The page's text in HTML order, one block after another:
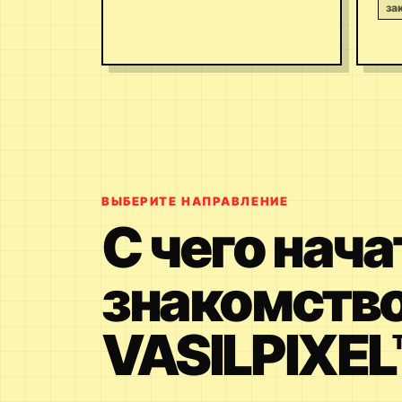
ВЫБЕРИТЕ НАПРАВЛЕНИЕ
С чего